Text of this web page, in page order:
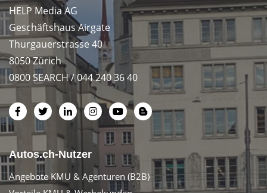
HELP Media AG
Geschäftshaus Airgate
Thurgauerstrasse 40
8050 Zürich
0800 SEARCH / 044 240 36 40
Autos.ch-Nutzer
Angebote KMU & Agenturen (B2B)